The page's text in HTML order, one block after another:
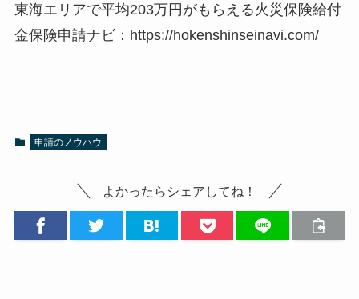
東海エリアで平均203万円がもらえる火災保険給付
金保険申請ナビ：https://hokenshinseinavi.com/
申請のノウハウ
よかったらシェアしてね！